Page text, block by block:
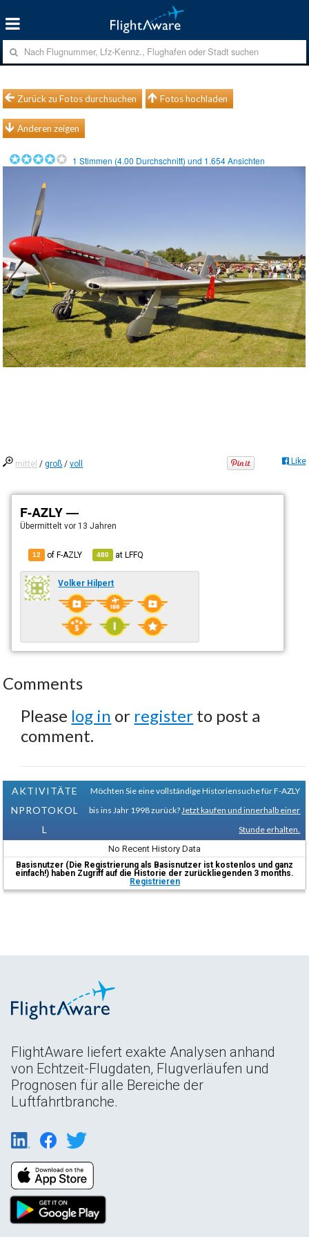
Zurück zu Fotos durchsuchen Fotos hochladen
Anderen zeigen
1 Stimmen (4.00 Durchschnitt) und 1.654Ansichten
mittel /groß /voll Like
F-AZLY —
Übermitteltvor 13 Jahren
12 of F-AZLY 480 atLFFQ
Volker Hilpert
Comments
Please log in or register to post a
comment.
AKTIVITÄTE
NPROTOKOL
L
Möchten Sie eine vollständige Historiensuche für F-AZLY
bis ins Jahr 1998 zurück? Jetzt kaufen und innerhalb einer
Stunde erhalten.
No Recent History Data
Basisnutzer (Die Registrierung als Basisnutzer ist kostenlos und ganz
einfach!) haben Zugriff auf die Historie der zurückliegenden 3 months.
Registrieren
FlightAware liefert exakte Analysen anhand
von Echtzeit-Flugdaten, Flugverläufen und
Prognosen für alle Bereiche der
Luftfahrtbranche.